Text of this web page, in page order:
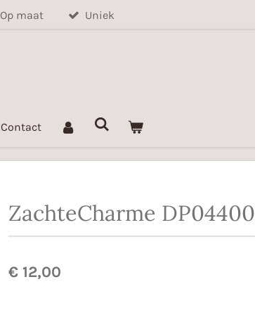
Op maat Uniek
Contact
ZachteCharme DP04400
€ 12,00